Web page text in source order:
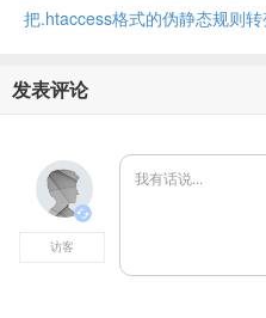
把.htaccess格式的伪静态规则
发表评论